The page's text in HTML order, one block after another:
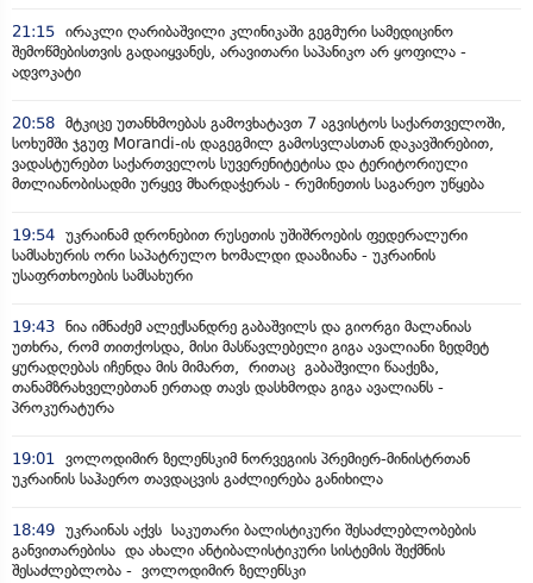
21:15 ირაკლი ღარიბაშვილი კლინიკაში გეგმური სამედიცინო
შემოწმებისთვის გადაიყვანეს, არავითარი საპანიკო არ ყოფილა -
ადვოკატი
20:58 მტკიცე უთანხმოებას გამოვხატავთ 7 აგვისტოს საქართველოში,
სოხუმში ჯგუფ Morandi-ის დაგეგმილ გამოსვლასთან დაკავშირებით,
ვადასტურებთ საქართველოს სუვერენიტეტისა და ტერიტორიული
მთლიანობისადმი ურყევ მხარდაჭერას - რუმინეთის საგარეო უწყება
19:54 უკრაინამ დრონებით რუსეთის უშიშროების ფედერალური
სამსახურის ორი საპატრულო ხომალდი დააზიანა - უკრაინის
უსაფრთხოების სამსახური
19:43 ნია იმნაძემ ალექსანდრე გაბაშვილს და გიორგი მალანიას
უთხრა, რომ თითქოსდა, მისი მასწავლებელი გიგა ავალიანი ზედმეტ
ყურადღებას იჩენდა მის მიმართ, რითაც გაბაშვილი წააქეზა,
თანამზრახველებთან ერთად თავს დასხმოდა გიგა ავალიანს -
პროკურატურა
19:01 ვოლოდიმირ ზელენსკიმ ნორვეგიის პრემიერ-მინისტრთან
უკრაინის საჰაერო თავდაცვის გაძლიერება განიხილა
18:49 უკრაინას აქვს საკუთარი ბალისტიკური შესაძლებლობების
განვითარებისა და ახალი ანტიბალისტიკური სისტემის შექმნის
შესაძლებლობა - ვოლოდიმირ ზელენსკი